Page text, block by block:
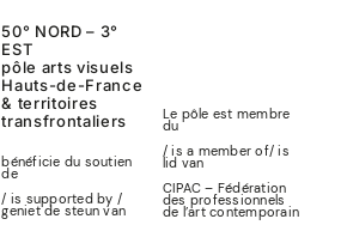
50° NORD – 3°
EST
pôle arts visuels
Hauts-de-France
& territoires
transfrontaliers
bénéficie du soutien
de
/ is supported by /
geniet de steun van
Le pôle est membre
du
/ is a member of/is
lid van
CIPAC – Fédération
des professionnels
de l’art contemporain